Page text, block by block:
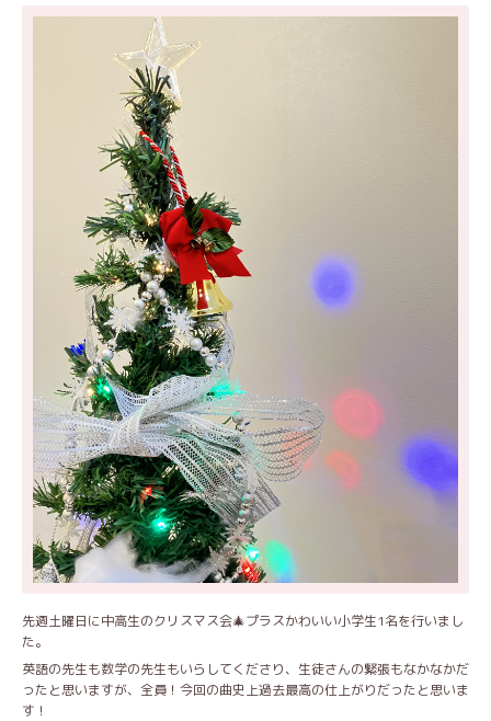
先週土曜日に中高生のクリスマス会🎄プラスかわいい小学生1名を行いまし
た。
英語の先生も数学の先生もいらしてくださり、生徒さんの緊張もなかなかだ
ったと思いますが、全員！今回の曲史上過去最高の仕上がりだったと思いま
す！